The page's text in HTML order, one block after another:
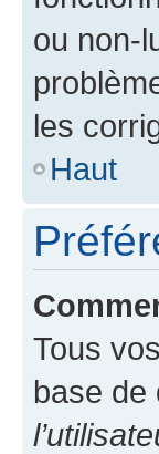
ou non-
les
Haut
Tous
base de